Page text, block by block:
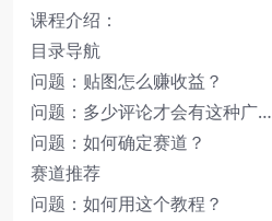
课程介绍：
目录导航
问题：贴图怎么赚收益？
问题：多少评论才会有这种广…
问题：如何确定赛道？
赛道推荐
问题：如何用这个教程？